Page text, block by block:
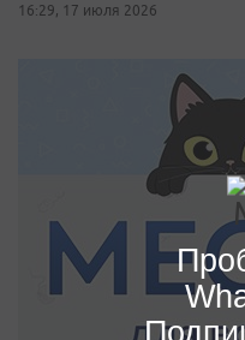
16:29, 17 июля 2026